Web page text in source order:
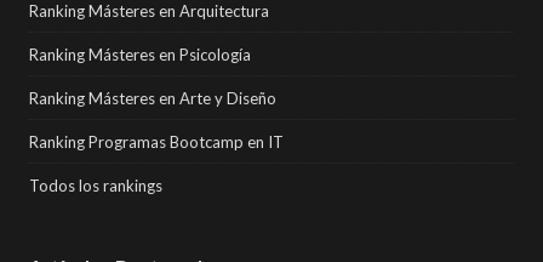
Ranking Másteres en Arquitectura
Ranking Másteres en Psicología
Ranking Másteres en Arte y Diseño
Ranking Programas Bootcamp en IT
Todos los rankings